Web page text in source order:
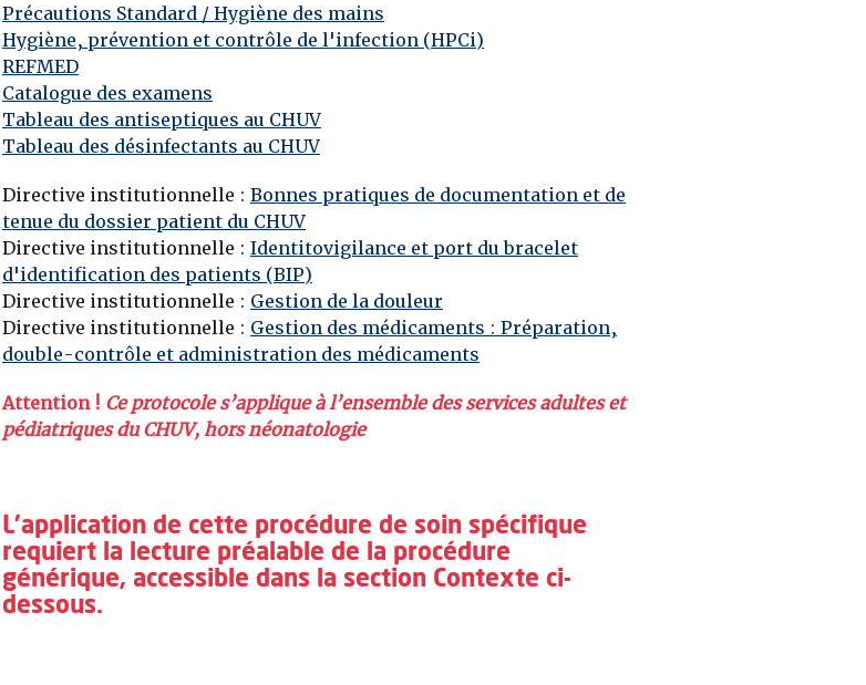
Précautions Standard / Hygiène des mains
Hygiène, prévention et contrôle de l'infection (HPCi)
REFMED
Catalogue des examens
Tableau des antiseptiques au CHUV
Tableau des désinfectants au CHUV
Directive institutionnelle : Bonnes pratiques de documentation et de
tenue du dossier patient du CHUV
Directive institutionnelle : Identitovigilance et port du bracelet
d'identification des patients (BIP)
Directive institutionnelle : Gestion de la douleur
Directive institutionnelle : Gestion des médicaments : Préparation,
double-contrôle et administration des médicaments
Attention ! Ce protocole s’applique à l’ensemble des services adultes et
pédiatriques du CHUV, hors néonatologie
L'application de cette procédure de soin spécifique
requiert la lecture préalable de la procédure
générique, accessible dans la section Contexte ci-
dessous.